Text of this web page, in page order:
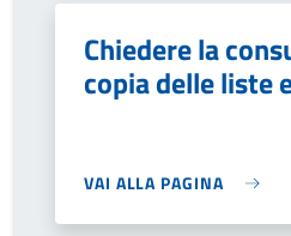
Chiedere la
copia delle liste
VAI ALLA PAGINA